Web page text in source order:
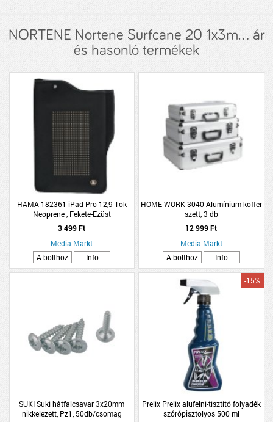
NORTENE Nortene Surfcane 20 1x3m... ár
és hasonló termékek
HAMA 182361 iPad Pro 12,9 Tok
Neoprene , Fekete-Ezüst
3 499 Ft
Media Markt
A bolthoz
Info
HOME WORK 3040 Alumínium koffer
szett, 3 db
12 999 Ft
Media Markt
A bolthoz
Info
SUKI Suki hátfalcsavar 3x20mm
nikkelezett, Pz1, 50db/csomag
Prelix Prelix alufelni-tisztító folyadék
szórópisztolyos 500 ml
-15%